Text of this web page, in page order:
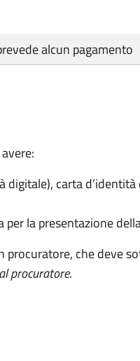
alcun pagamento
digitale), carta
la presentazione
procuratore, che deve
procuratore.